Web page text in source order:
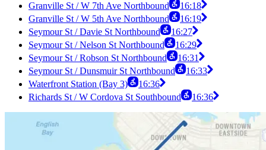
Granville St / W 7th Ave Northbound
16:18
Granville St / W 5th Ave Northbound
16:19
Seymour St / Davie St Northbound
16:27
Seymour St / Nelson St Northbound
16:29
Seymour St / Robson St Northbound
16:31
Seymour St / Dunsmuir St Northbound
16:33
Waterfront Station (Bay 3)
16:36
Richards St / W Cordova St Southbound
16:36